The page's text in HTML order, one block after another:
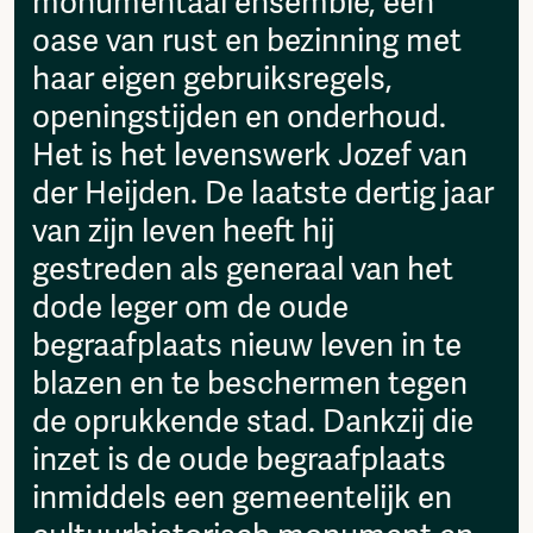
Vrij Beton
Vrije Ruimte festival
AADE
AA Talks
Ringfeest
AA Academy
Members
Log in to portal
CMS for venues
info@amsterdamalternative.nl
oase van rust en bezinning met
haar eigen gebruiksregels,
openingstijden en onderhoud.
Het is het levenswerk Jozef van
der Heijden. De laatste dertig jaar
van zijn leven heeft hij
gestreden als generaal van het
dode leger om de oude
begraafplaats nieuw leven in te
blazen en te beschermen tegen
de oprukkende stad. Dankzij die
inzet is de oude begraafplaats
inmiddels een gemeentelijk en